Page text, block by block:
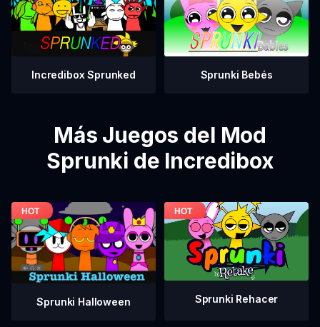
Incredibox Sprunked Sprunki Bebés
Más Juegos del Mod
Sprunki de Incredibox
Sprunki Halloween Sprunki Rehacer